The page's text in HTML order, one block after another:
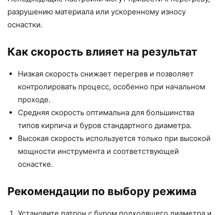
разрушению материала или ускоренному износу
оснастки.
Как скорость влияет на результат
Низкая скорость снижает перегрев и позволяет
контролировать процесс, особенно при начальном
проходе.
Средняя скорость оптимальна для большинства
типов кирпича и буров стандартного диаметра.
Высокая скорость используется только при высокой
мощности инструмента и соответствующей
оснастке.
Рекомендации по выбору режима